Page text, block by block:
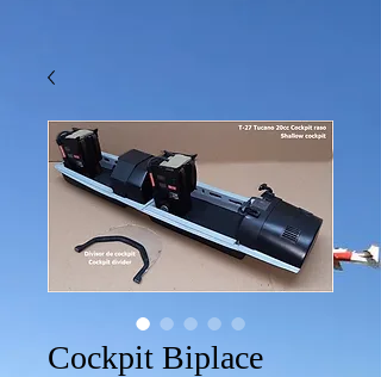
Cockpit Biplace